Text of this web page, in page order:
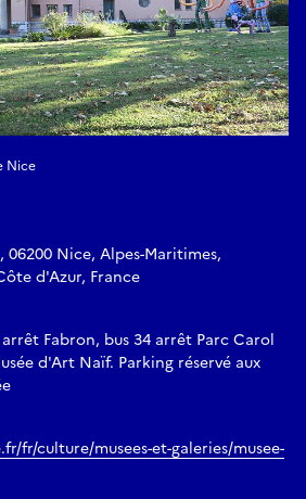
Nice
06200 Nice, Alpes-Maritimes,
d'Azur, France
Fabron, bus 34 arrêt Parc Carol
d'Art Naïf. Parking réservé aux
fr/culture/musees-et-galeries/musee-